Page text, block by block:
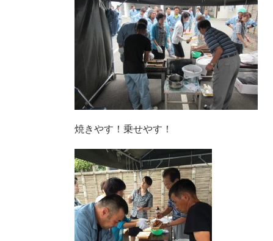
焼きやす！乗せやす！